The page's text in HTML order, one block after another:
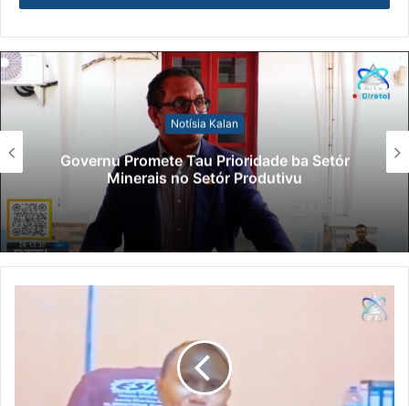
Notísia Kalan
Governu Promete Tau Prioridade ba Setór
Minerais no Setór Produtivu